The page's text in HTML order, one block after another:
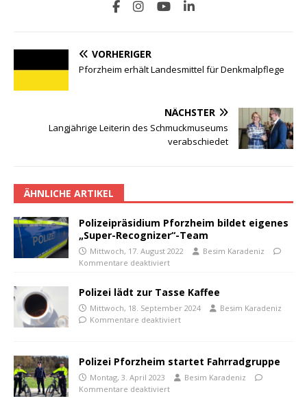
VORHERIGER
Pforzheim erhält Landesmittel für Denkmalpflege
NÄCHSTER
Langjährige Leiterin des Schmuckmuseums
verabschiedet
ÄHNLICHE ARTIKEL
Polizeipräsidium Pforzheim bildet eigenes
„Super-Recognizer“-Team
Mittwoch, 17. August 2022
Besim Karadeniz
Kommentare deaktiviert
Polizei lädt zur Tasse Kaffee
Mittwoch, 18. September 2024
Besim Karadeniz
Kommentare deaktiviert
Polizei Pforzheim startet Fahrradgruppe
Montag, 3. April 2023
Besim Karadeniz
Kommentare deaktiviert